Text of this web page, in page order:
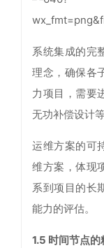
系统集成的完
理念，确保各
力项目，需要
无功补偿设计等
运维方案的可
维方案，体现
系到项目的长
能力的评估。
1.5 时间节点